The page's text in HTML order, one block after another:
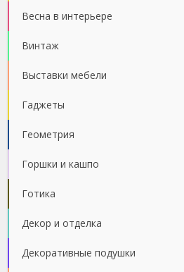
Весна в интерьере
Винтаж
Выставки мебели
Гаджеты
Геометрия
Горшки и кашпо
Готика
Декор и отделка
Декоративные подушки